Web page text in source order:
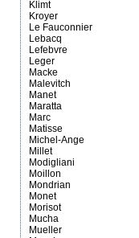
Klimt
Kroyer
Le Fauconnier
Lebacq
Lefebvre
Leger
Macke
Malevitch
Manet
Maratta
Marc
Matisse
Michel-Ange
Millet
Modigliani
Moillon
Mondrian
Monet
Morisot
Mucha
Mueller